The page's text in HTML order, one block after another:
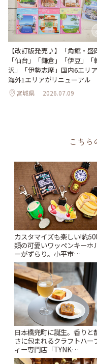
【改訂版発売♪】「角館・盛
「仙台」「鎌倉」「伊豆」「
沢」「伊勢志摩」国内6エリ
海外1エリアがリニューアル
宮城県 2026.07.09
こちら
カスタマイズも楽しい!約
類の可愛いワッペンキーホ
ーがずらり。小平市
「Kimamaya T&K」 | こと
ぷ
日本橋兜町に誕生。香りと
さに包まれるクラフトハー
ィー専門店「TYNK
Kabutocho」 | ことりっぷ